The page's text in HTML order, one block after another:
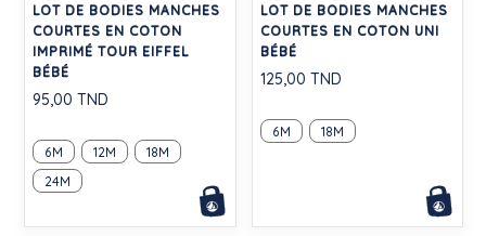
LOT DE BODIES MANCHES
COURTES EN COTON
IMPRIMÉ TOUR EIFFEL
BÉBÉ
95,00 TND
6M 12M
18M
24M
LOT DE BODIES MANCHES
COURTES EN COTON UNI
BÉBÉ
125,00 TND
6M 18M